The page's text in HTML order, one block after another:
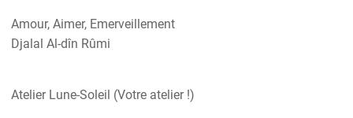
Amour, Aimer, Emerveillement
Djalal Al-dîn Rûmi
Atelier Lune-Soleil (Votre atelier !)